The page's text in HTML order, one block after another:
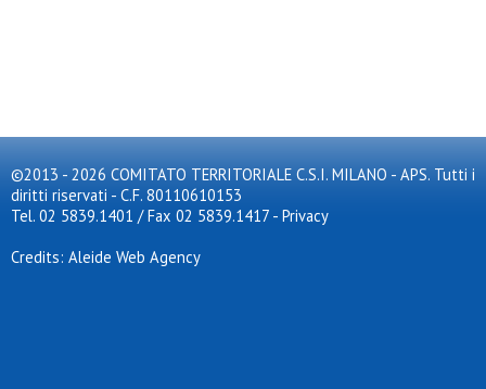
©2013 - 2026 COMITATO TERRITORIALE C.S.I. MILANO - APS. Tutti i
diritti riservati - C.F. 80110610153
Tel. 02 5839.1401 / Fax 02 5839.1417 - Privacy
Credits: Aleide Web Agency